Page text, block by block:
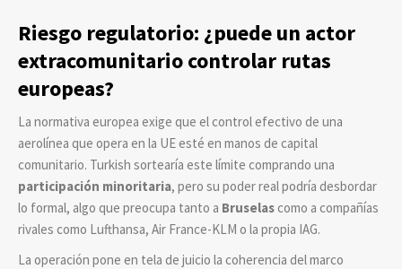
Riesgo regulatorio: ¿puede un actor
extracomunitario controlar rutas
europeas?
La normativa europea exige que el control efectivo de una
aerolínea que opera en la UE esté en manos de capital
comunitario. Turkish sortearía este límite comprando una
participación minoritaria, pero su poder real podría desbordar
lo formal, algo que preocupa tanto a Bruselascomo a compañías
rivales como Lufthansa, Air France-KLM o la propia IAG.
La operación pone en tela de juicio la coherencia del marco